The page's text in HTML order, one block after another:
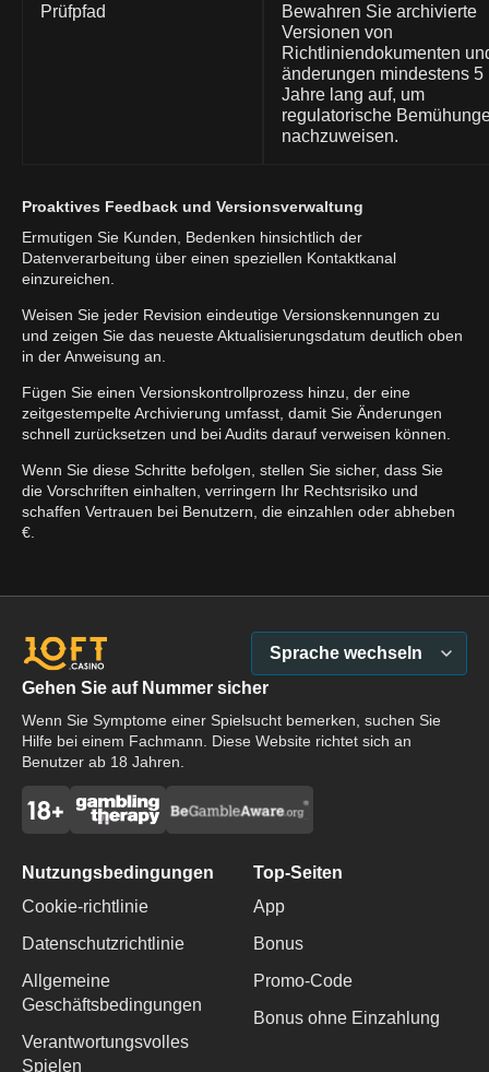
Prüfpfad
Bewahren Sie archivierte
Versionen von
Richtliniendokumenten
änderungen mindestens 5
Jahre lang auf, um
regulatorische
nachzuweisen.
Proaktives Feedback und Versionsverwaltung
Ermutigen Sie Kunden, Bedenken hinsichtlich der
Datenverarbeitung über einen speziellen Kontaktkanal
einzureichen.
Weisen Sie jeder Revision eindeutige Versionskennungen zu
und zeigen Sie das neueste Aktualisierungsdatum deutlich oben
in der Anweisung an.
Fügen Sie einen Versionskontrollprozess hinzu, der eine
zeitgestempelte Archivierung umfasst, damit Sie Änderungen
schnell zurücksetzen und bei Audits darauf verweisen können.
Wenn Sie diese Schritte befolgen, stellen Sie sicher, dass Sie
die Vorschriften einhalten, verringern Ihr Rechtsrisiko und
schaffen Vertrauen bei Benutzern, die einzahlen oder abheben
€.
Gehen Sie auf Nummer sicher
Wenn Sie Symptome einer Spielsucht bemerken, suchen Sie
Hilfe bei einem Fachmann. Diese Website richtet sich an
Benutzer ab 18 Jahren.
Sprache wechseln
Nutzungsbedingungen
Cookie-richtlinie
Datenschutzrichtlinie
Allgemeine
Geschäftsbedingungen
Verantwortungsvolles
Spielen
Top-Seiten
App
Bonus
Promo-Code
Bonus ohne Einzahlung